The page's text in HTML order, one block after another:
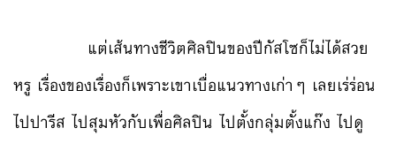
แต่เส้นทางชีวิตศิลปินของปีกัสโซก็ไม่ได้สวย
หรู เรื่องของเรื่องก็เพราะเขาเบื่อแนวทางเก่าๆ เลยเร่ร่อน
ไปปารีส ไปสุมหัวกับเพื่อศิลปิน ไปตั้งกลุ่มตั้งแก๊ง ไปดู